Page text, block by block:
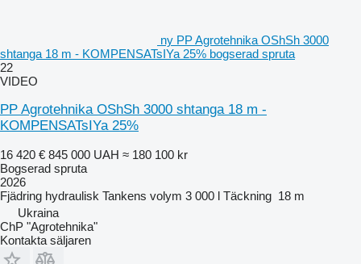
ny PP Agrotehnika OShSh 3000
shtanga 18 m - KOMPENSATsIYa 25% bogserad spruta
22
VIDEO
PP Agrotehnika OShSh 3000 shtanga 18 m -
KOMPENSATsIYa 25%
16 420 € 845 000 UAH ≈ 180 100 kr
Bogserad spruta
2026
Fjädring hydraulisk Tankens volym 3 000 l Täckning 18 m
Ukraina
ChP "Agrotehnika"
Kontakta säljaren